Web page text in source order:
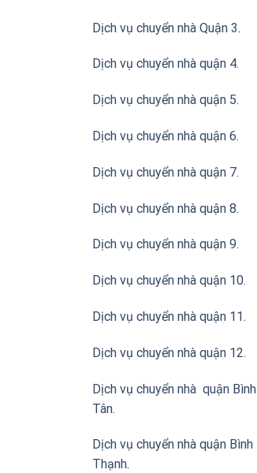
Dịch vụ chuyển nhà Quận 3.
Dịch vụ chuyển nhà quận 4.
Dịch vụ chuyển nhà quận 5.
Dịch vụ chuyển nhà quận 6.
Dịch vụ chuyển nhà quận 7.
Dịch vụ chuyển nhà quận 8.
Dịch vụ chuyển nhà quận 9.
Dịch vụ chuyển nhà quận 10.
Dịch vụ chuyển nhà quận 11.
Dịch vụ chuyển nhà quận 12.
Dịch vụ chuyển nhà quận Bình
Tân.
Dịch vụ chuyển nhà quận Bình
Thạnh.